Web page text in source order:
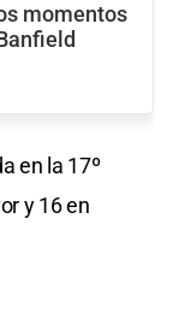
momentos
en la 17º
y 16 en